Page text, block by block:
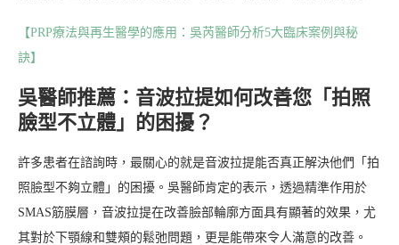
【PRP療法與再生醫學的應用：吳芮醫師分析5大臨床案例與秘
訣】
吳醫師推薦：音波拉提如何改善您「拍照
臉型不立體」的困擾？
許多患者在諮詢時，最關心的就是音波拉提能否真正解決他們「拍
照臉型不夠立體」的困擾。吳醫師肯定的表示，透過精準作用於
SMAS筋膜層，音波拉提在改善臉部輪廓方面具有顯著的效果，尤
其對於下顎線和雙頰的鬆弛問題，更是能帶來令人滿意的改善。